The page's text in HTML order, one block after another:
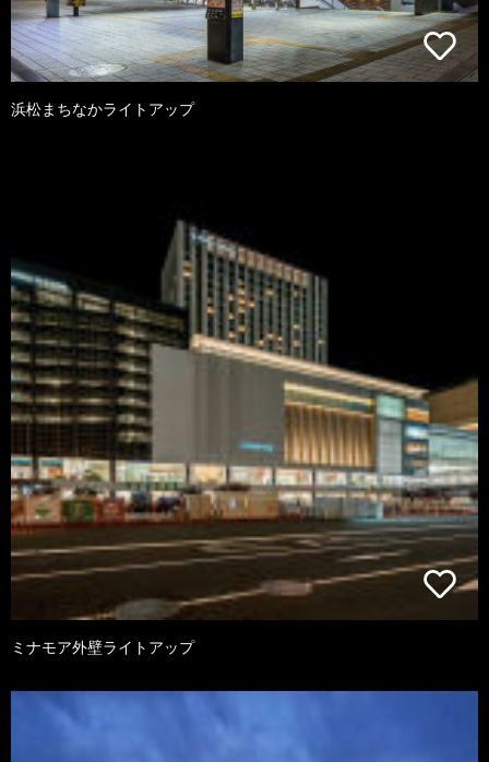
浜松まちなかライトアップ
ミナモア外壁ライトアップ